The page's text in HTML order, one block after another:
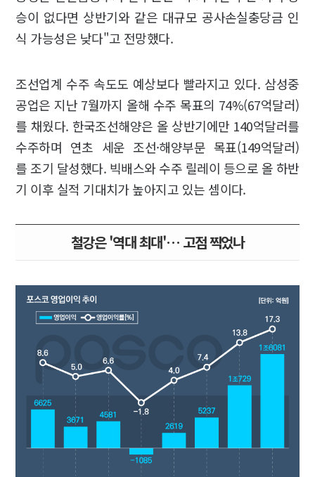
승이 없다면 상반기와 같은 대규모 공사손실충당금 인
식 가능성은 낮다"고 전망했다.
조선업계 수주 속도도 예상보다 빨라지고 있다. 삼성중
공업은 지난 7월까지 올해 수주 목표의 74%(67억달러)
를 채웠다. 한국조선해양은 올 상반기에만 140억달러를
수주하며 연초 세운 조선·해양부문 목표(149억달러)
를 조기 달성했다. 빅배스와 수주 릴레이 등으로 올 하반
기 이후 실적 기대치가 높아지고 있는 셈이다.
철강은 '역대 최대'… 고점 찍었나